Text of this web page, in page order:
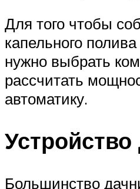
Для того чтобы
капельного
нужно выбрать
рассчитать
автоматику.
Большинство